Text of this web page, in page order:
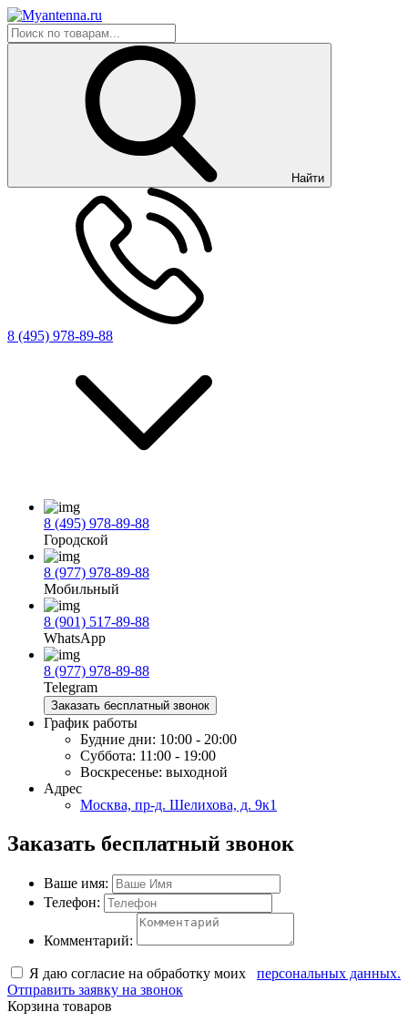
Найти
8 (495) 978-89-88
8 (495) 978-89-88
Городской
8 (977) 978-89-88
Мобильный
8 (901) 517-89-88
WhatsApp
8 (977) 978-89-88
Telegram
Заказать бесплатный звонок
График работы
Будние дни: 10:00 - 20:00
Суббота: 11:00 - 19:00
Воскресенье: выходной
Адрес
Москва, пр-д. Шелихова, д. 9к1
Заказать бесплатный звонок
Ваше имя:
Телефон:
Комментарий:
Я даю согласие на обработку моих
персональных данных.
Отправить заявку на звонок
Корзина товаров